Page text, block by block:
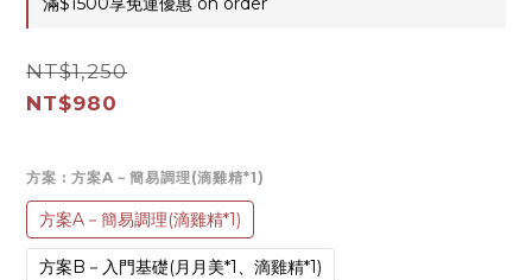
NT$1,250
NT$980
方案 : 方案A－簡易調理(滴雞精*1)
方案A－簡易調理(滴雞精*1)
方案B－入門基礎(月月美*1、滴雞精*1)